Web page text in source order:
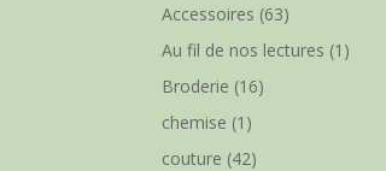
Accessoires (63)
Au fil de nos lectures (1)
Broderie (16)
chemise (1)
couture (42)